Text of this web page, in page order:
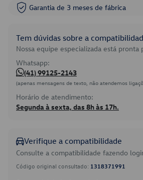
Garantia de 3 meses de fábrica
Tem dúvidas sobre a
Nossa equipe especializada está pronta
Whatsapp:
(41) 99125-2143
(apenas mensagens de texto, não atendemos
Horário de atendimento:
Segunda à sexta, das 8h às 17h.
Verifique a compatibilidade
Consulte a compatibilidade fazendo
Código original consultado: 1318371991